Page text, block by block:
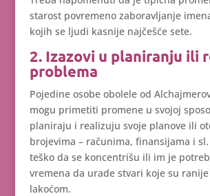
starost povremeno zaboravljanje
kojih se ljudi kasnije najčešće sete.
2. Izazovi u planiranju ili
problema
Pojedine osobe obolele od
mogu primetiti promene u svojoj
planiraju i realizuju svoje planove ili
brojevima – računima, finansijama i
teško da se koncentrišu ili im je
vremena da urade stvari koje su
lakoćom.